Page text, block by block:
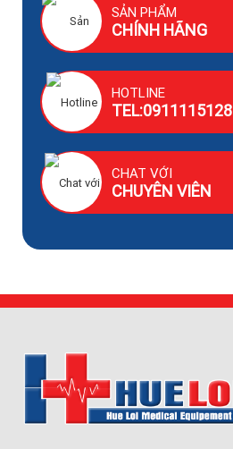
SẢN PHẨM
CHÍNH HÃNG
HOTLINE
TEL:0911115128
CHAT VỚI
CHUYÊN VIÊN